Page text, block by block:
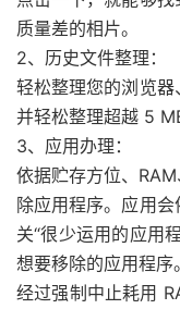
质量差的相片。
2、历史文件整理：
轻松整理您的浏览
并轻松整理超越 5
3、应用办理：
依据贮存方位、
除应用程序。应用
关“很少运用的应用
想要移除的应用程序。
经过强制中止耗用